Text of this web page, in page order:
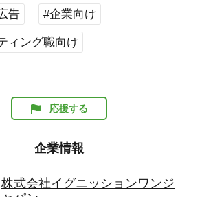
告 #企業向け
ィング職向け
応援する
企業情報
株式会社イグニッションワンジ